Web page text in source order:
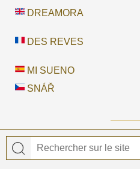
DREAMORA
DES REVES
MI SUENO
SNÁŘ
© 2026 DES REVES